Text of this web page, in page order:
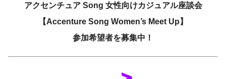
アクセンチュア Song 女性向けカジュアル座談会
【Accenture Song Women’s Meet Up】
参加希望者を募集中！